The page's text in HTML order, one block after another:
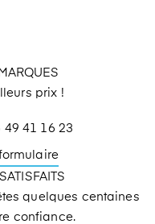
prix !
49 41 16 23
quelques centaines
confiance.